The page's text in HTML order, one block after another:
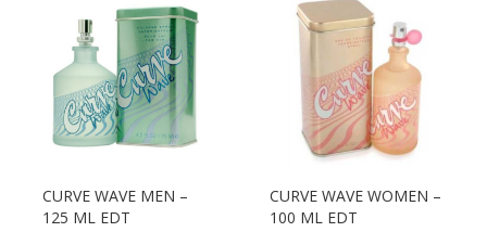
CURVE WAVE MEN –
125 ML EDT
CURVE WAVE WOMEN –
100 ML EDT